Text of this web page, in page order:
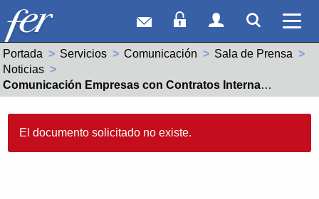
Correo webAcceso Socios
Acceso
Ver
Portada Servicios Comunicación
Sala de Prensa
Noticias
Actual:
Comunicación Empresas con Contratos Internacionales
El documento solicitado no existe.